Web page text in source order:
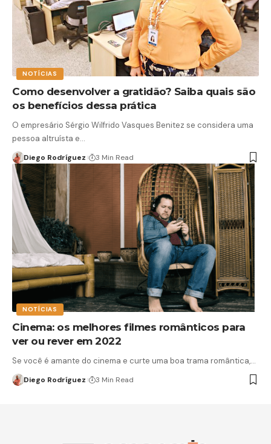
NOTÍCIAS
Como desenvolver a gratidão? Saiba quais são
os benefícios dessa prática
O empresário Sérgio Wilfrido Vasques Benitez se considera uma
pessoa altruísta e…
Diego Rodríguez 3 Min Read
NOTÍCIAS
Cinema: os melhores filmes românticos para
ver ou rever em 2022
Se você é amante do cinema e curte uma boa trama romântica,…
Diego Rodríguez 3 Min Read